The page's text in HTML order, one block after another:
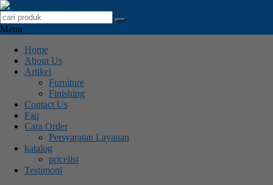
Menu
Home
About Us
Artikel
Furniture
Finishing
Contact Us
Faq
Cara Order
Persyaratan Layanan
katalog
pricelist
Testimoni